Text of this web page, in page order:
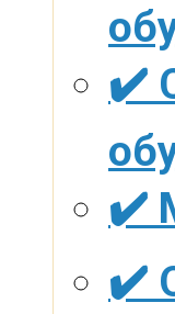
✔️
✔️
✔️